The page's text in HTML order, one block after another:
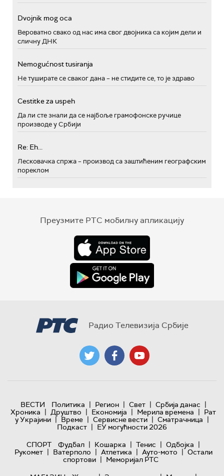
Dvojnik mog oca
Вероватно свако од нас има свог двојника са којим дели и
сличну ДНК
Nemogućnost tusiranja
Не туширате се сваког дана – не стидите се, то је здраво
Cestitke za uspeh
Да ли сте знали да се најбоље грамофонске ручице
производе у Србији
Re: Eh...
Лесковачка спржа – производ са заштићеним географским
пореклом
Преузмите РТС мобилну апликацију
Радио Телевизија Србије
ВЕСТИ Политика | Регион | Свет | Србија данас |
Хроника | Друштво | Економија | Мерила времена | Рат
у Украјини | Време | Сервисне вести | Сматрачница |
Подкаст | ЕУ могућности 2026
СПОРТ
Фудбал | Кошарка | Тенис | Одбојка |
Рукомет | Ватерполо | Атлетика | Ауто-мото | Остали
спортови | Меморијал РТС